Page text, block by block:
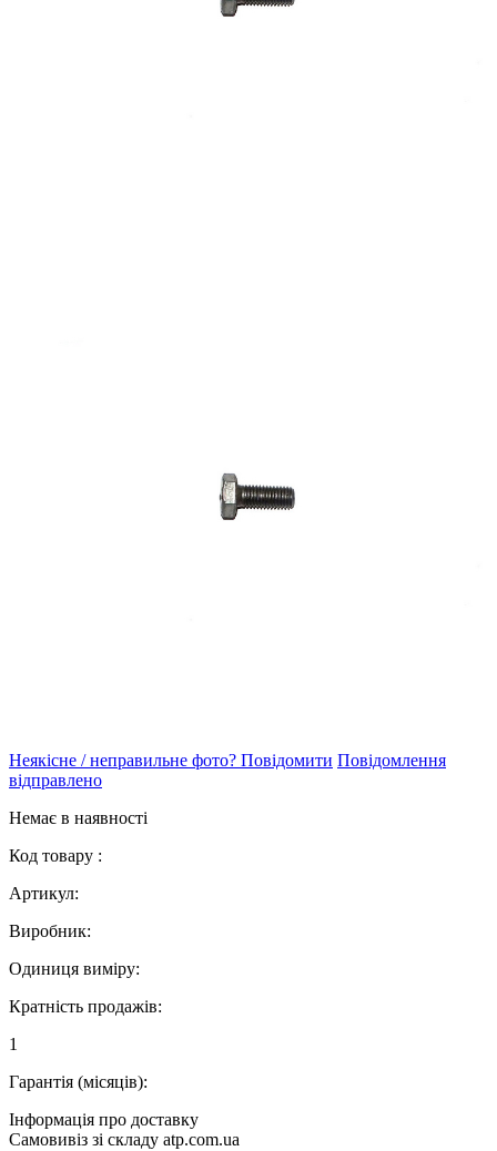
Неякісне / неправильне фото? Повідомити Повідомлення
відправлено
Немає в наявності
Код товару :
Артикул:
Виробник:
Одиниця виміру:
Кратність продажів:
1
Гарантія (місяців):
Інформація про доставку
Самовивіз зі складу atp.com.ua